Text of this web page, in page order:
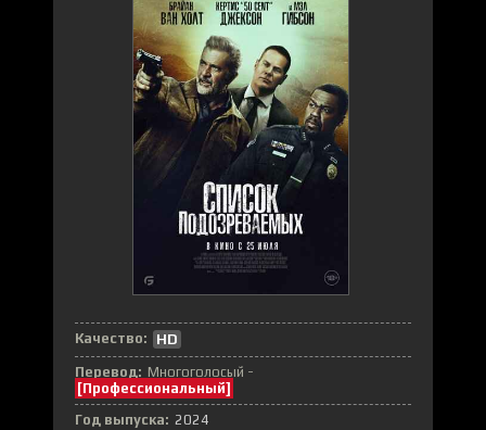
Качество:
HD
Перевод: Многоголосый -
[Профессиональный]
Год выпуска: 2024